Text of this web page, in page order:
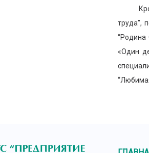
Кроме
труда”,
“Родина
«Один